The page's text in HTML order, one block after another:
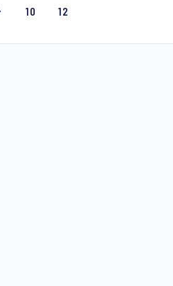
Page
10
Last
12